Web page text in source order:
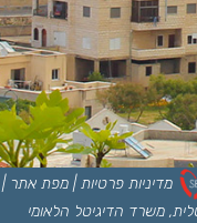
מדיניות פרטיות|מפת אתר |
משרד הדיגיטל הלאומי